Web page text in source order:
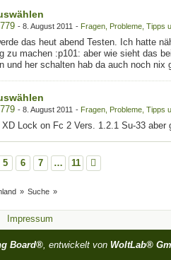
- 8. August 2011 - Fragen, Probleme, Tipps
das heut abend Testen. Ich hatte
zu machen :p101: aber wie sieht das
und her schalten hab da auch noch nix
- 8. August 2011 - Fragen, Probleme, Tipps
Lock on Fc 2 Vers. 1.2.1 Su-33 aber
5 6 7 … 11
» Suche »
Impressum
Board®, entwickelt von WoltLab®